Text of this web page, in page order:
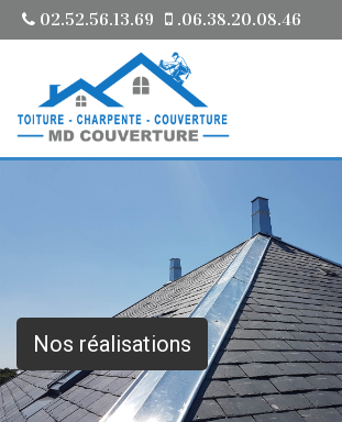
02.52.56.13.69 .06.38.20.08.46
Nos réalisations